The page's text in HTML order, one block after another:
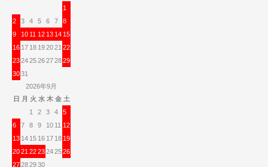
1
2
3 4 5 6 7
8
9
10 11 12 13 14 15
16 17 18 192021 22
23242526272829
3031
2026年9月
日 月 火 水 木 金 土
1
2 3 4
5
6
7 8 9 10 11 12
13 14 15 16 17 18 19
2021 2223242526
27282930